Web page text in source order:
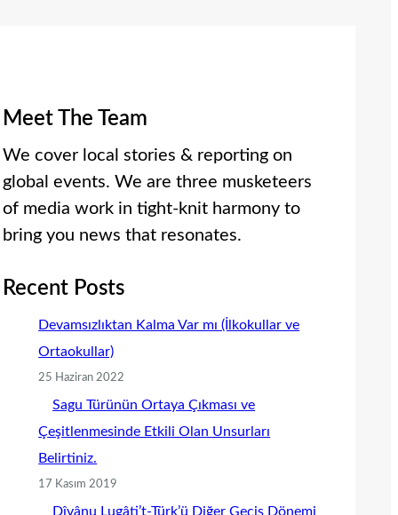
Meet The Team
We cover local stories & reporting on
global events. We are three musketeers
of media work in tight-knit harmony to
bring you news that resonates.
Recent Posts
Devamsızlıktan Kalma Var mı (İlkokullar ve
Ortaokullar)
25 Haziran 2022
Sagu Türünün Ortaya Çıkması ve
Çeşitlenmesinde Etkili Olan Unsurları
Belirtiniz.
17 Kasım 2019
Dîvânu Lugâti’t-Türk’ü Diğer Geçiş Dönemi